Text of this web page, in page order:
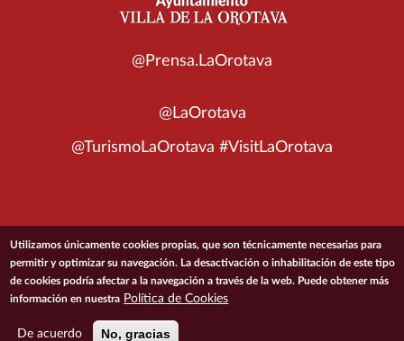
@Prensa.LaOrotava
@LaOrotava
@TurismoLaOrotava #VisitLaOrotava
© 2026 Ayuntamiento de la Villa de La Orotava
ACCESIBILIDADCONDICIONES DE USOPOLÍTICA DE PRIVACIDAD
Utilizamos únicamente cookies propias, que son técnicamente necesarias para
permitir y optimizar su navegación. La desactivación o inhabilitación de este tipo
de cookies podría afectar a la navegación a través de la web. Puede obtener más
información en nuestra Política de Cookies
De acuerdo No, gracias